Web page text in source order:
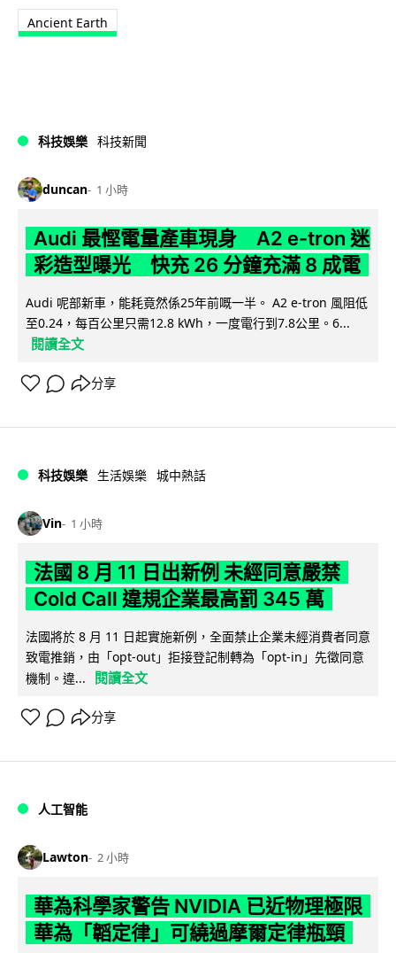
Ancient Earth
科技娛樂 科技新聞
duncan 1 小時
Audi 最慳電量產車現身 A2 e-tron 迷
彩造型曝光 快充 26 分鐘充滿 8 成電
Audi 呢部新車，能耗竟然係25年前嘅一半。 A2 e-tron 風阻低
至0.24，每百公里只需12.8 kWh，一度電行到7.8公里。6...
閱讀全文
分享
科技娛樂 生活娛樂 城中熱話
Vin 1 小時
法國 8 月 11 日出新例 未經同意嚴禁
Cold Call 違規企業最高罰 345 萬
法國將於 8 月 11 日起實施新例，全面禁止企業未經消費者同意
致電推銷，由「opt-out」拒接登記制轉為「opt-in」先徵同意
機制。違...
閱讀全文
分享
人工智能
Lawton 2 小時
華為科學家警告 NVIDIA 已近物理極限
華為「韜定律」可繞過摩爾定律瓶頸